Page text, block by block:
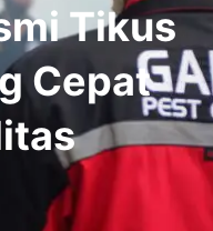
Tikus
Cepat